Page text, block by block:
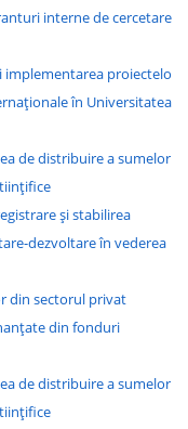
interne de cercetare
implementarea proiectelo
în Universitatea
de distribuire a sumelor
și stabilirea
dezvoltare în vederea
din sectorul privat
din fonduri
de distribuire a sumelor